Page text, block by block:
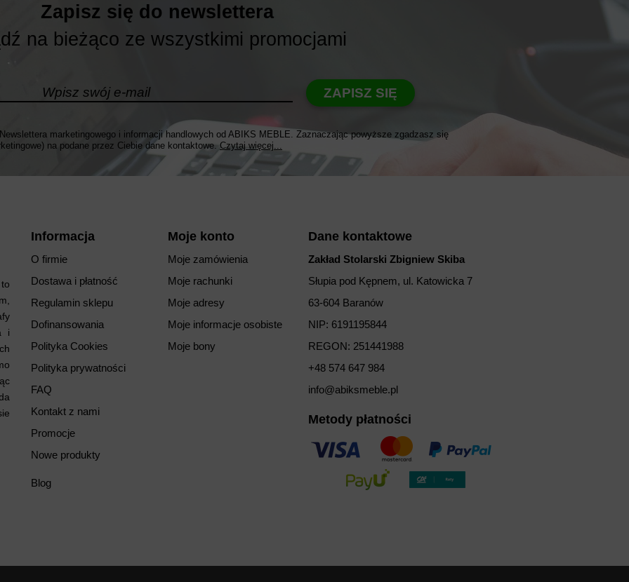
Zapisz się do newslettera
na bieżąco ze wszystkimi promocjami
ZAPISZ SIĘ
marketingowego i informacji handlowych od ABIKS MEBLE. Zaznaczając powyższe zgadzasz się
na podane przez Ciebie dane kontaktowe. Czytaj więcej...
i
Informacja
O firmie
Dostawa i płatność
Regulamin sklepu
Dofinansowania
Polityka Cookies
Polityka prywatności
FAQ
Kontakt z nami
Promocje
Nowe produkty
Blog
Moje konto
Moje zamówienia
Moje rachunki
Moje adresy
Moje informacje osobiste
Moje bony
Dane kontaktowe
Zakład Stolarski Zbigniew Skiba
Słupia pod Kępnem, ul. Katowicka 7
63-604 Baranów
NIP: 6191195844
REGON: 251441988
+48 574 647 984
info@abiksmeble.pl
Metody płatności